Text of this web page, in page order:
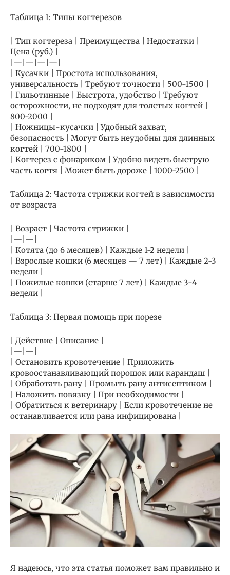
Таблица 1: Типы когтерезов
| Тип когтереза | Преимущества | Недостатки |
Цена (руб.) |
|—|—|—|—|
| Кусачки | Простота использования,
универсальность | Требуют точности | 500-1500 |
| Гильотинные | Быстрота, удобство | Требуют
осторожности, не подходят для толстых когтей |
800-2000 |
| Ножницы-кусачки | Удобный захват,
безопасность | Могут быть неудобны для длинных
когтей | 700-1800 |
| Когтерез с фонариком | Удобно видеть быструю
часть когтя | Может быть дороже | 1000-2500 |
Таблица 2: Частота стрижки когтей в зависимости
от возраста
| Возраст | Частота стрижки |
|—|—|
| Котята (до 6 месяцев) | Каждые 1-2 недели |
| Взрослые кошки (6 месяцев — 7 лет) | Каждые 2-3
недели |
| Пожилые кошки (старше 7 лет) | Каждые 3-4
недели |
Таблица 3: Первая помощь при порезе
| Действие | Описание |
|—|—|
| Остановить кровотечение | Приложить
кровоостанавливающий порошок или карандаш |
| Обработать рану | Промыть рану антисептиком |
| Наложить повязку | При необходимости |
| Обратиться к ветеринару | Если кровотечение не
останавливается или рана инфицирована |
Я надеюсь, что эта статья поможет вам правильно и